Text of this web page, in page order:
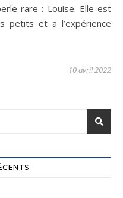
rare : Louise. Elle est
petits et a l’expérience
10 avril 2022